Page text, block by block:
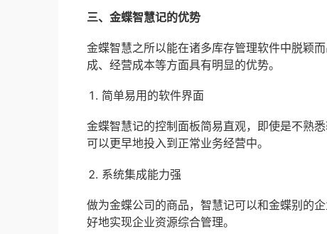
三、金蝶智慧记的优势
金蝶智慧之所以能在诸多库存管理软件中脱颖
成、经营成本等方面具有明显的优势。
简单易用的软件界面
金蝶智慧记的控制面板简易直观，即使是不熟
可以更早地投入到正常业务经营中。
系统集成能力强
做为金蝶公司的商品，智慧记可以和金蝶别的
好地实现企业资源综合管理。